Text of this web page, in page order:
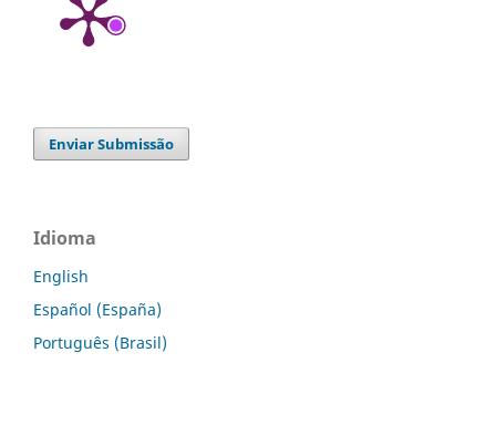
Enviar Submissão
Idioma
English
Español (España)
Português (Brasil)